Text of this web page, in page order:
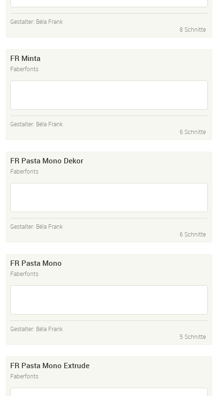
Gestalter: Béla Frank
8 Schnitte
FR Minta
Faberfonts
Gestalter: Béla Frank
6 Schnitte
FR Pasta Mono Dekor
Faberfonts
Gestalter: Béla Frank
6 Schnitte
FR Pasta Mono
Faberfonts
Gestalter: Béla Frank
5 Schnitte
FR Pasta Mono Extrude
Faberfonts